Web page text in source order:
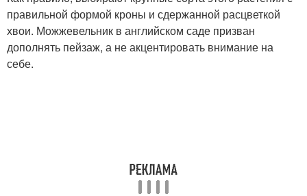
правильной формой кроны и сдержанной расцветкой
хвои. Можжевельник в английском саде призван
дополнять пейзаж, а не акцентировать внимание на
себе.